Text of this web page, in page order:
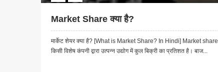
Market Share क्या है?
मार्केट शेयर क्या है? [What is Market Share? In Hindi] Market share
किसी विशेष कंपनी द्वारा उत्पन्न उद्योग में कुल बिक्री का प्रतिशत है। बाज...